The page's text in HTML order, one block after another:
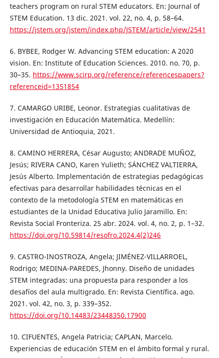
teachers program on rural STEM educators. En: Journal of
STEM Education. 13 dic. 2021. vol. 22, no. 4, p. 58–64.
https://jstem.org/jstem/index.php/JSTEM/article/view/2541
6. BYBEE, Rodger W. Advancing STEM education: A 2020
vision. En: Institute of Education Sciences. 2010. no. 70, p.
30–35. https://www.scirp.org/reference/referencespapers?
referenceid=1351854
7. CAMARGO URIBE, Leonor. Estrategias cualitativas de
investigación en Educación Matemática. Medellín:
Universidad de Antioquia, 2021.
8. CAMINO HERRERA, César Augusto; ANDRADE MUÑOZ,
Jesús; RIVERA CANO, Karen Yulieth; SÁNCHEZ VALTIERRA,
Jesús Alberto. Implementación de estrategias pedagógicas
efectivas para desarrollar habilidades técnicas en el
contexto de la metodología STEM en matemáticas en
estudiantes de la Unidad Educativa Julio Jaramillo. En:
Revista Social Fronteriza. 25 abr. 2024. vol. 4, no. 2, p. 1–32.
https://doi.org/10.59814/resofro.2024.4(2)246
9. CASTRO-INOSTROZA, Angela; JIMÉNEZ-VILLARROEL,
Rodrigo; MEDINA-PAREDES, Jhonny. Diseño de unidades
STEM integradas: una propuesta para responder a los
desafíos del aula multigrado. En: Revista Científica. ago.
2021. vol. 42, no. 3, p. 339–352.
https://doi.org/10.14483/23448350.17900
10. CIFUENTES, Angela Patricia; CAPLAN, Marcelo.
Experiencias de educación STEM en el ámbito formal y rural.